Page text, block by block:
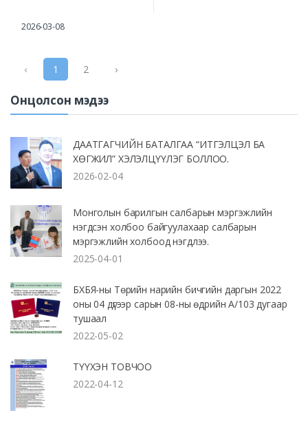
2026-03-08
‹ 1 2 ›
Онцолсон мэдээ
ДААТГАГЧИЙН БАТАЛГАА “ИТГЭЛЦЭЛ БА
ХӨГЖИЛ” ХЭЛЭЛЦҮҮЛЭГ БОЛЛОО.
2026-02-04
Монголын барилгын салбарын мэргэжлийн
нэгдсэн холбоо байгуулахаар салбарын
мэргэжлийн холбоод нэгдлээ.
2025-04-01
БХБЯ-ны Төрийн нарийн бичгийн даргын 2022
оны 04 дүгээр сарын 08-ны өдрийн А/103 дугаар
тушаал
2022-05-02
ТҮҮХЭН ТОВЧОО
2022-04-12